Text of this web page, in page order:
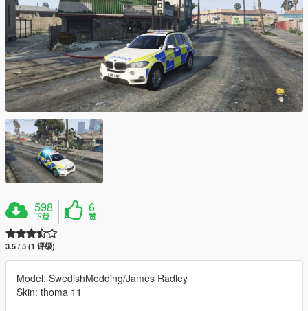
598
下载
6
赞
3.5 / 5 (1 评级)
Model: SwedishModding/James Radley
Skin: thoma 11